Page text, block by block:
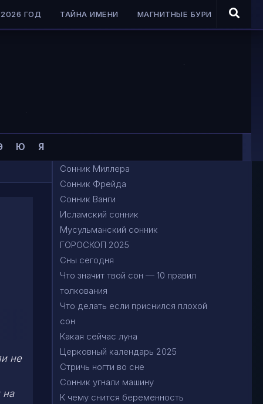
ГОД ТАЙНА ИМЕНИ МАГНИТНЫЕ БУРИ
Ю Я
не
на
Сонник Миллера
Сонник Фрейда
Сонник Ванги
Исламский сонник
Мусульманский сонник
ГОРОСКОП 2025
Сны сегодня
Что значит твой сон — 10 правил
толкования
Что делать если приснился плохой
сон
Какая сейчас луна
Церковный календарь 2025
Стричь ногти во сне
Сонник угнали машину
К чему снится беременность